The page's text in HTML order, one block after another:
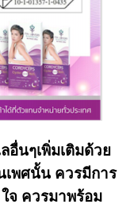
อื่นๆเพิ่มเติมด้วย
เพศนั้น ควรมีการ
จ ควรมาพร้อม